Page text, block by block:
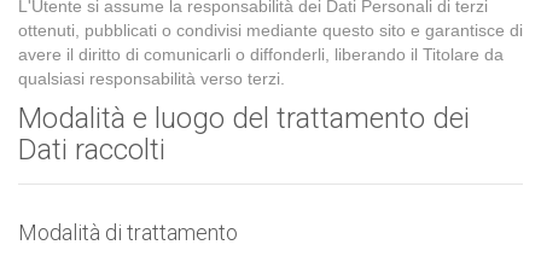
L'Utente si assume la responsabilità dei Dati Personali di terzi
ottenuti, pubblicati o condivisi mediante questo sito e garantisce di
avere il diritto di comunicarli o diffonderli, liberando il Titolare da
qualsiasi responsabilità verso terzi.
Modalità e luogo del trattamento dei
Dati raccolti
Modalità di trattamento